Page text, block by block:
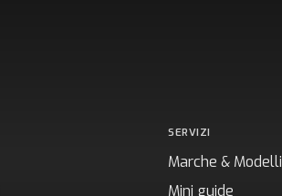
SERVIZI
Marche & Modelli
Mini guide